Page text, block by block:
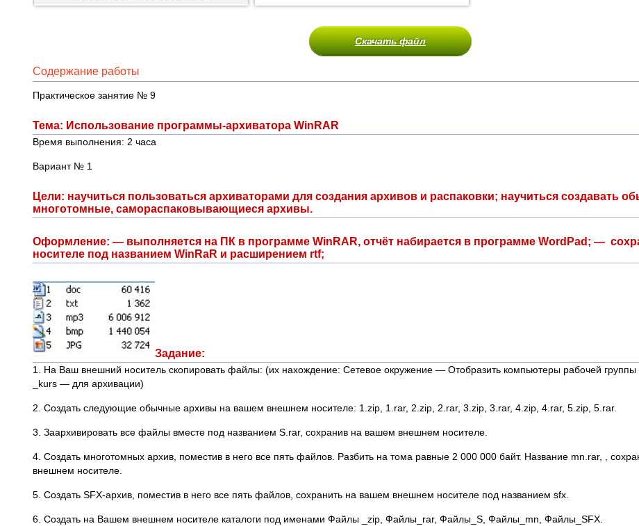
Скачать файл
Содержание работы
Практическое занятие № 9
Тема: Использование программы-архиватора WinRAR
Время выполнения: 2 часа
Вариант № 1
Цели: научиться пользоваться архиваторами для создания архивов и распаковки; научиться создавать
многотомные, самораспаковывающиеся архивы.
Оформление: — выполняется на ПК в программе WinRAR, отчёт набирается в программе WordPad; —
носителе под названием WinRaR и расширением rtf;
Задание:
1. На Ваш внешний носитель скопировать файлы: (их нахождение: Сетевое окружение — Отобразить компьютеры рабочей
_kurs — для архивации)
2. Создать следующие обычные архивы на вашем внешнем носителе: 1.zip, 1.rar, 2.zip, 2.rar, 3.zip, 3.rar, 4.zip, 4.rar, 5.zip, 5.rar.
3. Заархивировать все файлы вместе под названием S.rar, сохранив на вашем внешнем носителе.
4. Создать многотомных архив, поместив в него все пять файлов. Разбить на тома равные 2 000 000 байт. Название mn.rar, ,
внешнем носителе.
5. Создать SFX-архив, поместив в него все пять файлов, сохранить на вашем внешнем носителе под названием sfx.
6. Создать на Вашем внешнем носителе каталоги под именами Файлы _zip, Файлы_rar, Файлы_S, Файлы_mn, Файлы_SFX.